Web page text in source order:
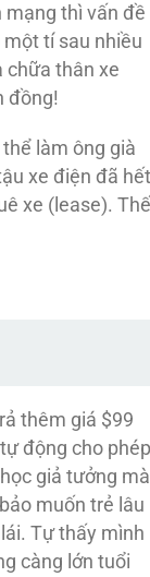
mạng thì vấn đề
một tí sau nhiều
chữa thân xe
đồng!
làm ông già
xe điện đã hết
xe (lease). Thế
thêm giá $99
động cho phép
giả tưởng mà
muốn trẻ lâu
Tự thấy mình
càng lớn tuổi